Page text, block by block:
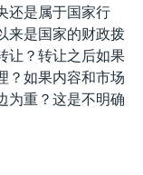
还是属于国家行
来是国家的财政拨
让？转让之后如果
？如果内容和市场
为重？这是不明确